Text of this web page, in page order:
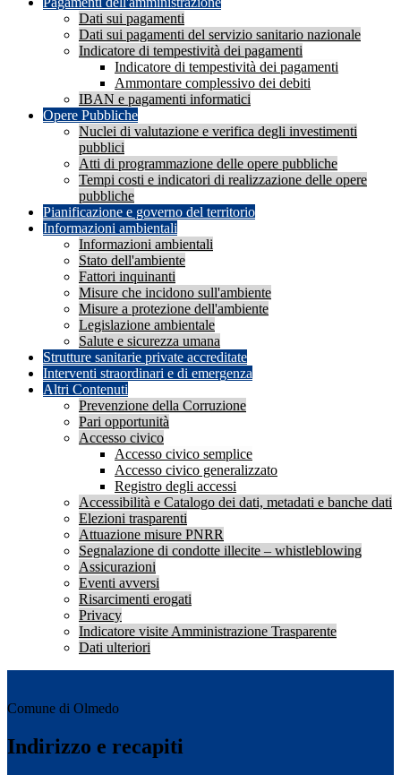
Dati sui pagamenti
Dati sui pagamenti del servizio sanitario nazionale
Indicatore di tempestività dei pagamenti
Indicatore di tempestività dei pagamenti
Ammontare complessivo dei debiti
IBAN e pagamenti informatici
Opere Pubbliche
Nuclei di valutazione e verifica degli investimenti
pubblici
Atti di programmazione delle opere pubbliche
Tempi costi e indicatori di realizzazione delle opere
pubbliche
Pianificazione e governo del territorio
Informazioni ambientali
Informazioni ambientali
Stato dell'ambiente
Fattori inquinanti
Misure che incidono sull'ambiente
Misure a protezione dell'ambiente
Legislazione ambientale
Salute e sicurezza umana
Strutture sanitarie private accreditate
Interventi straordinari e di emergenza
Altri Contenuti
Prevenzione della Corruzione
Pari opportunità
Accesso civico
Accesso civico semplice
Accesso civico generalizzato
Registro degli accessi
Accessibilità e Catalogo dei dati, metadati e banche dati
Elezioni trasparenti
Attuazione misure PNRR
Segnalazione di condotte illecite – whistleblowing
Assicurazioni
Eventi avversi
Risarcimenti erogati
Privacy
Indicatore visite Amministrazione Trasparente
Dati ulteriori
Comune di Olmedo
Indirizzo e recapiti